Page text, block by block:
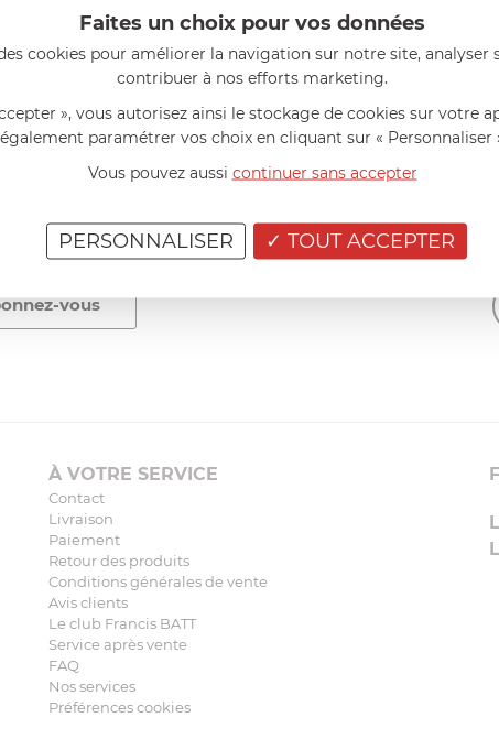
avis produits
56 ans le 23/06/2026 à 12:04
mini 9 cm Castelpro 5 ply poignée
dans un produit de haute
casserole est parfaite pour
des sauces et vient complé...»
Florence 63 ans le 23/06/2026 à
Couteau complet avec lame, joint
pour le robot cuiseur Cook Expert
«Je suis satisfaite du couteau
L'écrou est un peu dur au début
fait. La livraison a été très rapide.
À VOTRE SERVICE
Contact
Livraison
Paiement
Retour des produits
Conditions générales de vente
Avis clients
Le club Francis BATT
Service après vente
FAQ
Nos services
Préférences cookies
Faites un choix pour vos données
cookies pour améliorer la navigation sur notre site, analyser
contribuer à nos efforts marketing.
», vous autorisez ainsi le stockage de cookies sur votre
également paramétrer vos choix en cliquant sur « Personnaliser
Vous pouvez aussi continuer sans accepter
TOUT ACCEPTER
PERSONNALISER